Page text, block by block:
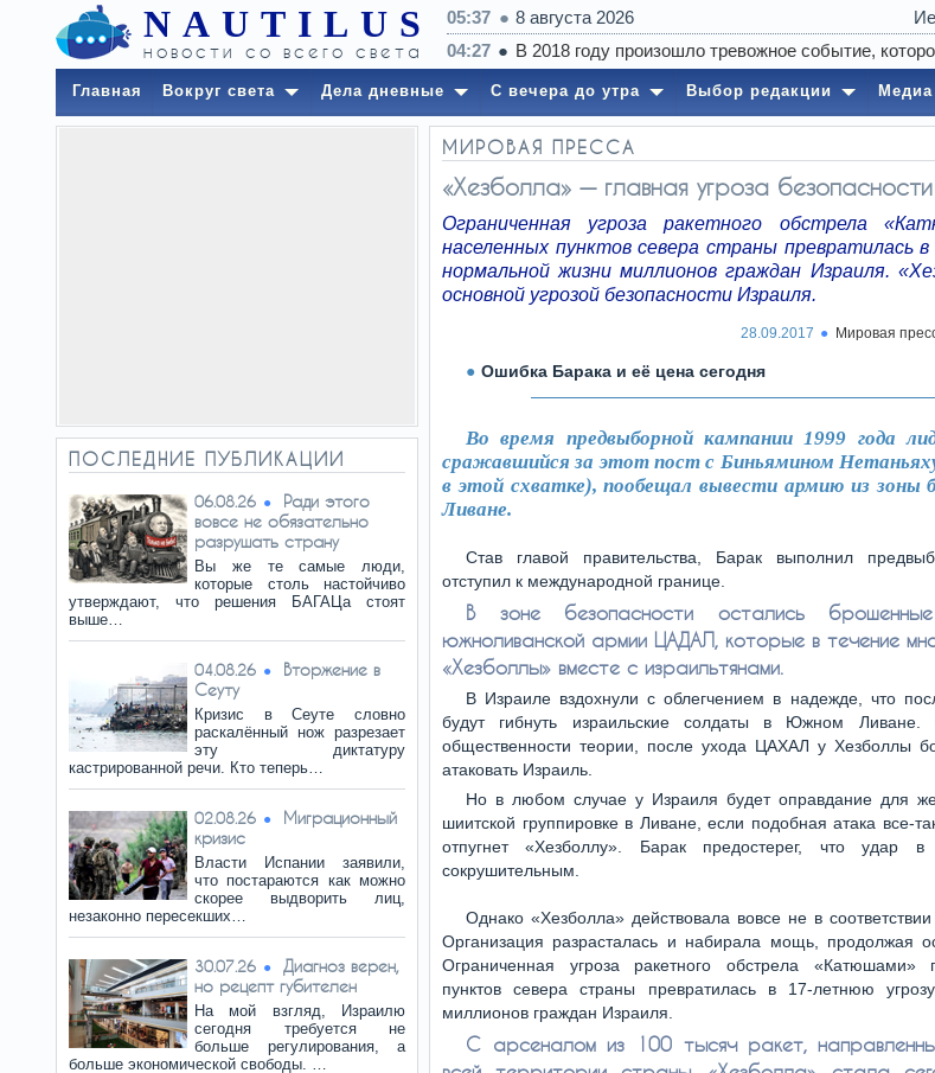
NAUTILUS
новости со всего света
05:37 8 августа 2026
заметили
Главная Вокруг света Дела дневные С вечера до утра Выбор редакции Медиа
ПОСЛЕДНИЕ ПУБЛИКАЦИИ
06.08.26
Ради этого
вовсе не обязательно
разрушать страну
Вы же те самые люди,
которые столь настойчиво
утверждают, что решения БАГАЦа стоят
выше…
04.08.26
Вторжение в
Сеуту
Кризис в Сеуте словно
раскалённый нож разрезает
эту диктатуру
кастрированной речи. Кто теперь…
02.08.26
Миграционный
кризис
Власти Испании заявили,
что постараются как можно
скорее выдворить лиц,
незаконно пересекших…
30.07.26
Диагноз верен,
но рецепт губителен
На мой взгляд, Израилю
сегодня требуется не
больше регулирования, а
больше экономической свободы. …
МИРОВАЯ ПРЕССА
«Хезболла» — главная угроза
Ограниченная угроза ракетного обстрела
населенных пунктов севера страны превратилась
нормальной жизни миллионов граждан Израиля.
основной угрозой безопасности Израиля.
28.09.2017 Мировая
Ошибка Барака и её цена сегодня
Во время предвыборной кампании 1999 года
сражавшийся за этот пост с Биньямином
в этой схватке), пообещал вывести армию из
Ливане.
Став главой правительства, Барак выполнил
отступил к международной границе.
В зоне безопасности остались
южноливанской армии ЦАДАЛ, которые в течение
«Хезболлы» вместе с израильтянами.
В Израиле вздохнули с облегчением в надежде, что
будут гибнуть израильские солдаты в Южном Ливане.
общественности теории, после ухода ЦАХАЛ у Хезболлы
атаковать Израиль.
Но в любом случае у Израиля будет оправдание для
шиитской группировке в Ливане, если подобная атака все-
отпугнет «Хезболлу». Барак предостерег, что удар
сокрушительным.
Однако «Хезболла» действовала вовсе не в
Организация разрасталась и набирала мощь, продолжая
Ограниченная угроза ракетного обстрела «Катюшами»
пунктов севера страны превратилась в 17-летнюю
миллионов граждан Израиля.
С арсеналом из 100 тысяч ракет,